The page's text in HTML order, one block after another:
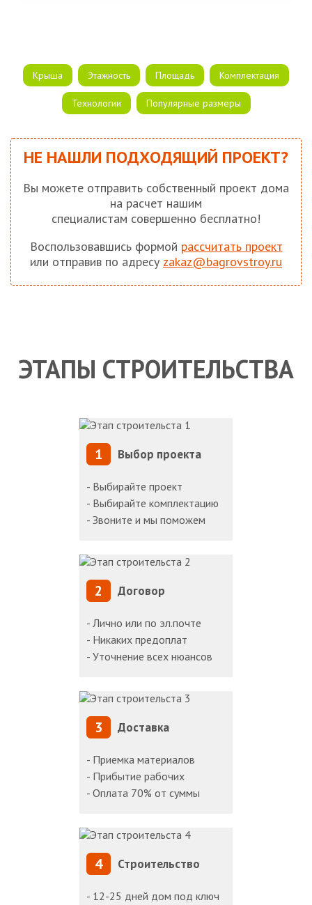
Крыша Этажность Площадь Комплектация
Технологии Популярные размеры
НЕ НАШЛИ ПОДХОДЯЩИЙ ПРОЕКТ?
Вы можете отправить собственный проект дома
на расчет нашим
специалистам совершенно бесплатно!
Воспользовавшись формой рассчитать проект
или отправив по адресу zakaz@bagrovstroy.ru
ЭТАПЫ СТРОИТЕЛЬСТВА
1 Выбор проекта
- Выбирайте проект
- Выбирайте комплектацию
- Звоните и мы поможем
2 Договор
- Лично или по эл.почте
- Никаких предоплат
- Уточнение всех нюансов
3 Доставка
- Приемка материалов
- Прибытие рабочих
- Оплата 70% от суммы
4 Строительство
- 12-25 дней дом под ключ